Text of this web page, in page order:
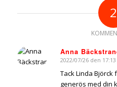
2
Anna
says:
2022/07/26 den 17:13
Tack Linda Björck
generös med din